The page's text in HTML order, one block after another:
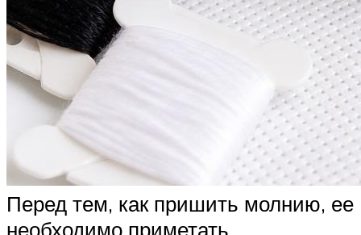
Перед тем, как пришить молнию, ее
необходимо приметать